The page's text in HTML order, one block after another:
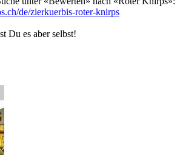
de/zierkuerbis-roter-knirps
Du es aber selbst!